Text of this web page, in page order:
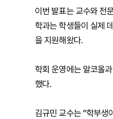
이번 발표는 교수와 전
학과는 학생들이 실제
을 지원해왔다.
학회 운영에는 알코올
했다.
김규민 교수는 “학부생